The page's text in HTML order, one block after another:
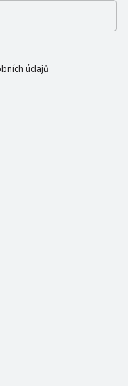
údajů